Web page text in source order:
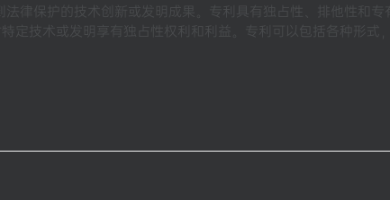
律保护的技术创新或发明成果。专利具有独占性、排他性和专有
定技术或发明享有独占性权利和利益。专利可以包括各种形式，